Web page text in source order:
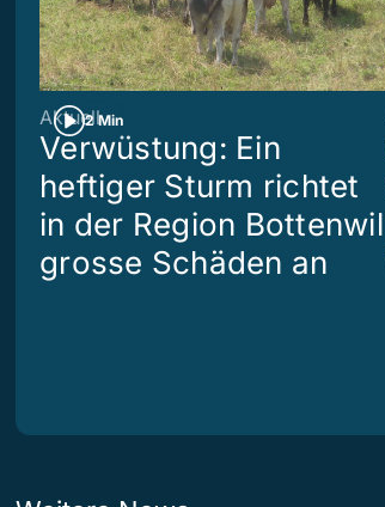
2 Min
Aktuell
Verwüstung: Ein
heftiger Sturm richtet
in der Region Bottenwil
grosse Schäden an